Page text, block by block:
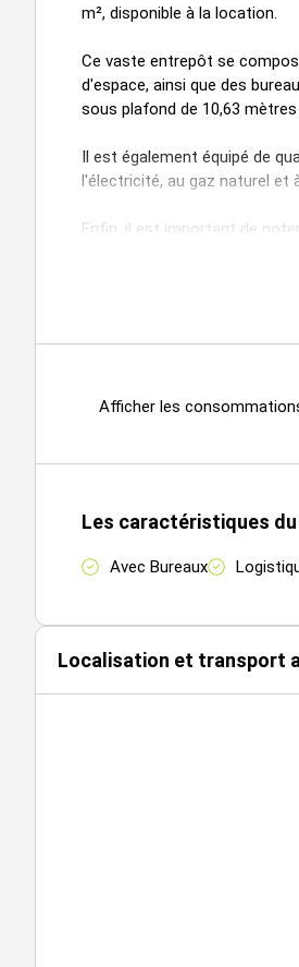
m², disponible à la location.
Ce vaste entrepôt se
d'espace, ainsi que des
sous plafond de 10,63
Il est également équipé de
l'électricité, au gaz naturel et
Enfin, il est important de
Le prix de location de ce
Afficher les
Les caractéristiques du
Avec Bureaux
Localisation et transport